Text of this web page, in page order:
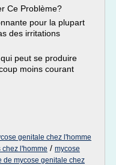
Ce Problème?
pour la plupart
des irritations
peut se produire
moins courant
genitale chez l'homme
l'homme / mycose
de mycose genitale chez